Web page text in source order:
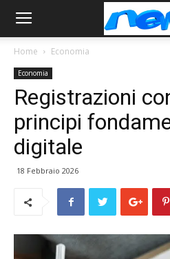
Home Economia
Economia
Registrazioni
principi
digitale
18 Febbraio 2026